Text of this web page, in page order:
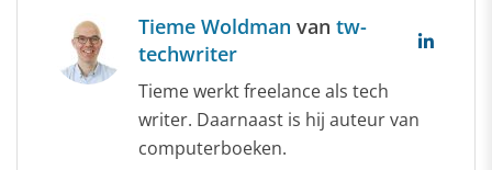
Tieme Woldman van tw-
techwriter
Tieme werkt freelance als tech
writer. Daarnaast is hij auteur van
computerboeken.